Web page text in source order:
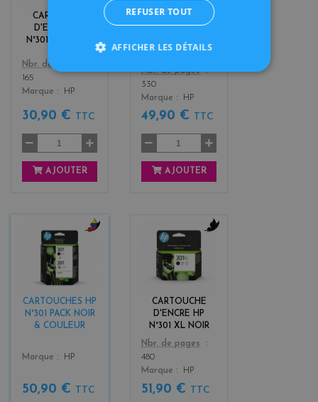
CARTOUCHE
D'ENCRE HP
N°301 COULEUR
Color
Nbr. de pages
165
Marque
HP
30,90 € TTC
AJOUTER
CARTOUCHE
N°301 XL
COULEUR
Color
s
Nbr. de pages
330
Marque
HP
49,90 € TTC
AJOUTER
CARTOUCHES HP
N°301 PACK NOIR
& COULEUR
Color
k
+
Marque HP
50,90 € TTC
CARTOUCHE
D'ENCRE HP
N°301 XL NOIR
Color
k
Nbr. de pages
480
Marque
HP
51,90 € TTC
REFUSER TOUT
AFFICHER LES DÉTAILS